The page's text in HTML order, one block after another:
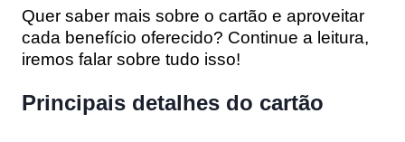
Quer saber mais sobre o cartão e aproveitar
cada benefício oferecido? Continue a leitura,
iremos falar sobre tudo isso!
Principais detalhes do cartão